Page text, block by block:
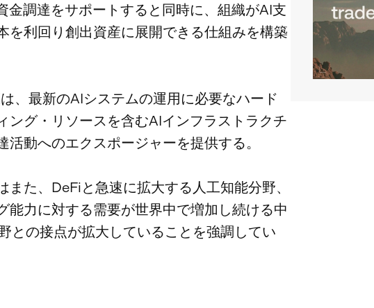
金調達をサポートすると同時に、組織がAI支
を利回り創出資産に展開できる仕組みを構築
、最新のAIシステムの運用に必要なハード
ング・リソースを含むAIインフラストラクチ
活動へのエクスポージャーを提供する。
また、DeFiと急速に拡大する人工知能分野、
能力に対する需要が世界中で増加し続ける中
との接点が拡大していることを強調してい